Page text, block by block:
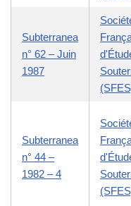
Subterranea
n° 62 – Juin
1987
Subterranea
n° 44 –
1982 – 4